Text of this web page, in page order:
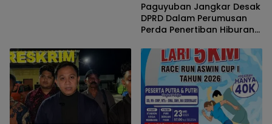
Paguyuban Jangkar Desak
DPRD Dalam Perumusan
Perda Penertiban Hiburan